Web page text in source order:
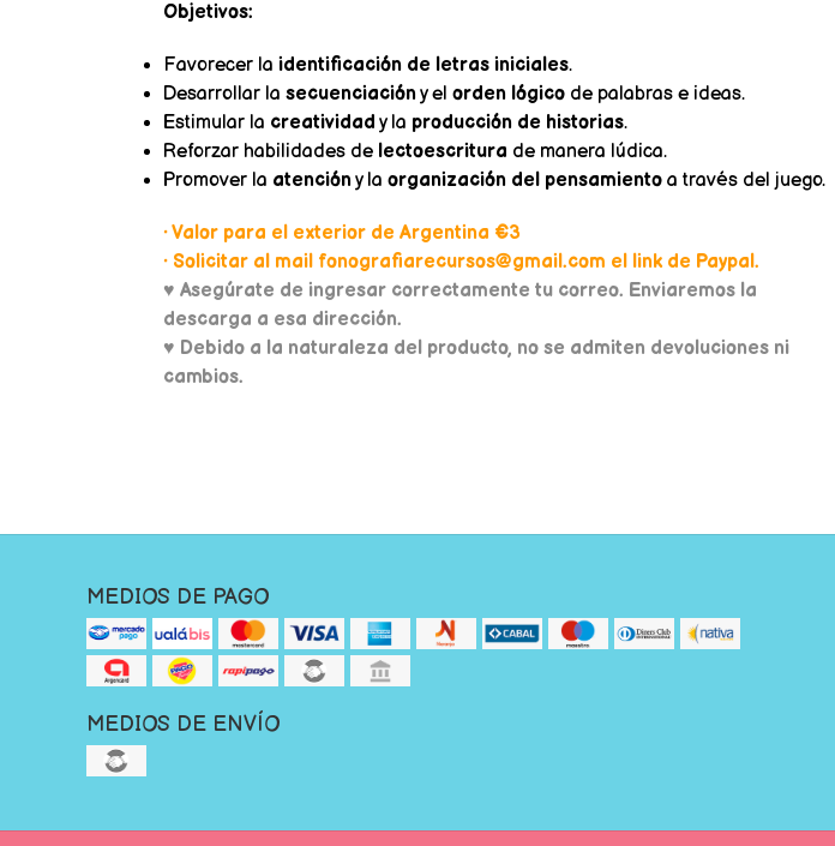
Objetivos:
Favorecer la identificación de letras iniciales.
Desarrollar la secuenciacióny el orden lógicode palabras e ideas.
Estimular la creatividad y la producción de historias.
Reforzar habilidades de lectoescritura de manera lúdica.
Promover la atencióny la organización del pensamientoa través del juego.
• Valor para el exterior de Argentina €3
• Solicitar al mail fonografiarecursos@gmail.com el link de Paypal.
♥ Asegúrate de ingresar correctamente tu correo. Enviaremos la
descarga a esa dirección.
♥ Debido a la naturaleza del producto, no se admiten devoluciones ni
cambios.
MEDIOS DE PAGO
MEDIOS DE ENVÍO